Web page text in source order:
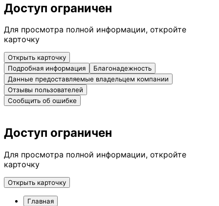
Доступ ограничен
Для просмотра полной информации, откройте
карточку
Открыть карточку
Подробная информация
Благонадежность
Данные предоставляемые владельцем компании
Отзывы пользователей
Сообщить об ошибке
Доступ ограничен
Для просмотра полной информации, откройте
карточку
Открыть карточку
Главная